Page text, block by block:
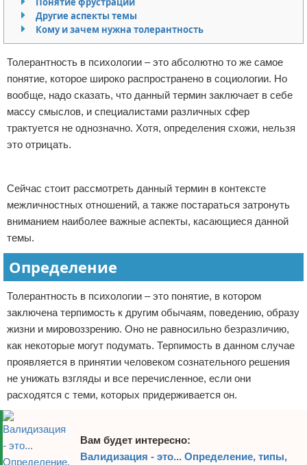
Финансы
Отказ от ответственности
Другие аспекты темы
Кому и зачем нужна толерантность
Толерантность в психологии – это абсолютно то же самое
понятие, которое широко распространено в социологии. Но
вообще, надо сказать, что данный термин заключает в себе
массу смыслов, и специалистами различных сфер
трактуется не однозначно. Хотя, определения схожи, нельзя
это отрицать.
Сейчас стоит рассмотреть данный термин в контексте
межличностных отношений, а также постараться затронуть
вниманием наиболее важные аспекты, касающиеся данной
темы.
Определение
Толерантность в психологии – это понятие, в котором
заключена терпимость к другим обычаям, поведению, образу
жизни и мировоззрению. Оно не равносильно безразличию,
как некоторые могут подумать. Терпимость в данном случае
проявляется в принятии человеком сознательного решения
не унижать взгляды и все перечисленное, если они
расходятся с теми, которых придерживается он.
Вам будет интересно:
Валидизация - это... Определение, типы,